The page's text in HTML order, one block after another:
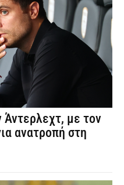
με τον
ανατροπή στη